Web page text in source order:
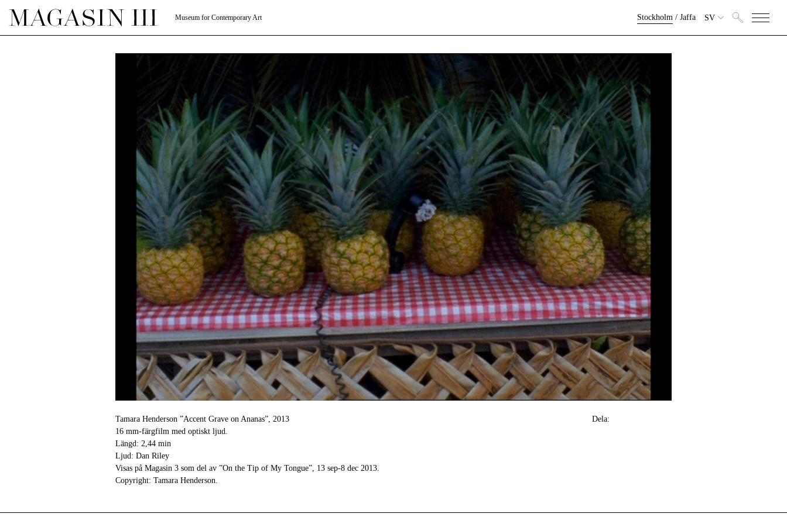
Museum for Contemporary Art Stockholm/ Jaffa SV
Tamara Henderson ”Accent Grave on Ananas”, 2013
16 mm-färgfilm med optiskt ljud.
Längd: 2,44 min
Ljud: Dan Riley
Visas på Magasin 3 som del av ”On the Tip of My Tongue”, 13 sep-8 dec 2013.
Copyright: Tamara Henderson.
Dela: